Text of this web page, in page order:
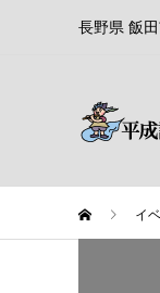
長野県 飯
イ